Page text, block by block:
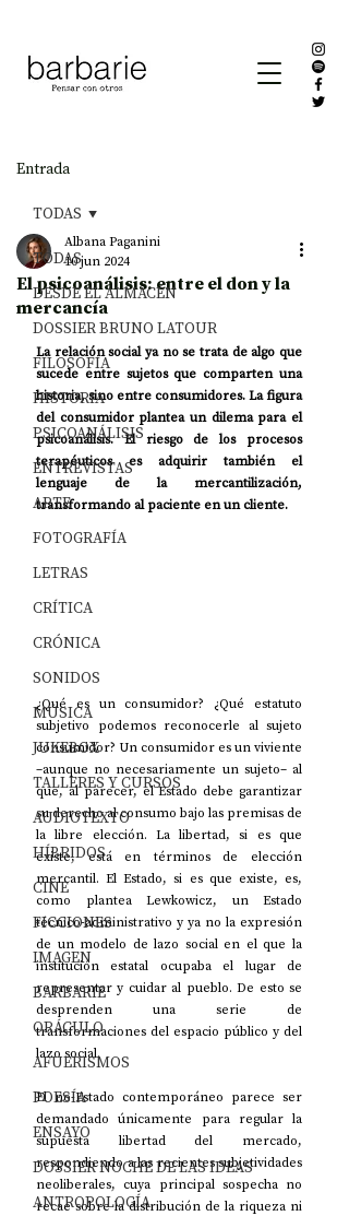
Entrada
TODAS
DESDE EL ALMACÉN
DOSSIER BRUNO LATOUR
FILOSOFÍA
HISTORIA
PSICOANÁLISIS
ENTREVISTAS
ARTE
FOTOGRAFÍA
LETRAS
CRÍTICA
CRÓNICA
SONIDOS
MÚSICA
JUKEBOX
TALLERES Y CURSOS
AUDIOTEXTO
HÍBRIDOS
CINE
FICCIONES
IMAGEN
BARBARIE
ORÁCULO
AFUERISMOS
POESÍA
ENSAYO
DOSSIER NOCHE DE LAS IDEAS
ANTROPOLOGÍA
TODAS
El psicoanálisis: entre el don y la
mercancía
Albana Paganini
10 jun 2024
La relación social ya no se trata de algo que
sucede entre sujetos que comparten una
historia, sino entre consumidores. La figura
del consumidor plantea un dilema para el
psicoanálisis. El riesgo de los procesos
terapéuticos es adquirir también el
lenguaje de la mercantilización,
transformando al paciente en un cliente.
¿Qué es un consumidor? ¿Qué estatuto
subjetivo podemos reconocerle al sujeto
consumidor? Un consumidor es un viviente
–aunque no necesariamente un sujeto– al
que, al parecer, el Estado debe garantizar
su derecho al consumo bajo las premisas de
la libre elección. La libertad, si es que
existe, está en términos de elección
mercantil. El Estado, si es que existe, es,
como plantea Lewkowicz, un Estado
técnico-administrativo y ya no la expresión
de un modelo de lazo social en el que la
institución estatal ocupaba el lugar de
representar y cuidar al pueblo. De esto se
desprenden una serie de
transformaciones del espacio público y del
lazo social.
El no-Estado contemporáneo parece ser
demandado únicamente para regular la
supuesta libertad del mercado,
respondiendo a las recientes subjetividades
neoliberales, cuya principal sospecha no
recae sobre la distribución de la riqueza ni